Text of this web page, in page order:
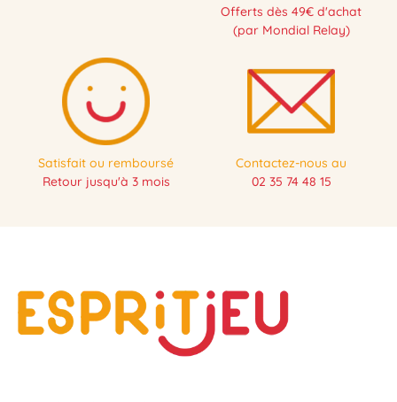
Offerts dès 49€ d'achat
(par Mondial Relay)
Satisfait ou remboursé
Retour jusqu'à 3 mois
Contactez-nous au
02 35 74 48 15